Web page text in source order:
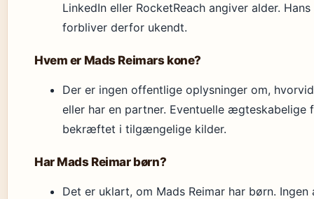
LinkedIn eller RocketReach angiver alder.
forbliver derfor ukendt.
Hvem er Mads Reimars kone?
Der er ingen offentlige oplysninger om,
eller har en partner. Eventuelle ægteskabelige
bekræftet i tilgængelige kilder.
Har Mads Reimar børn?
Det er uklart, om Mads Reimar har børn. Ingen